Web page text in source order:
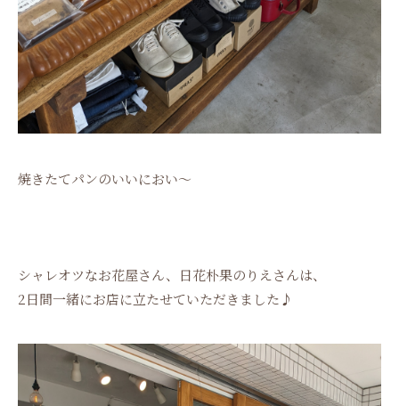
焼きたてパンのいいにおい〜
シャレオツなお花屋さん、日花朴果のりえさんは、
2日間一緒にお店に立たせていただきました♪